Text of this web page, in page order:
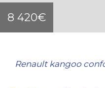
8 420€
Renault kangoo